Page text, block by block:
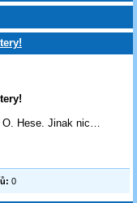
O. Hese. Jinak nic…
0